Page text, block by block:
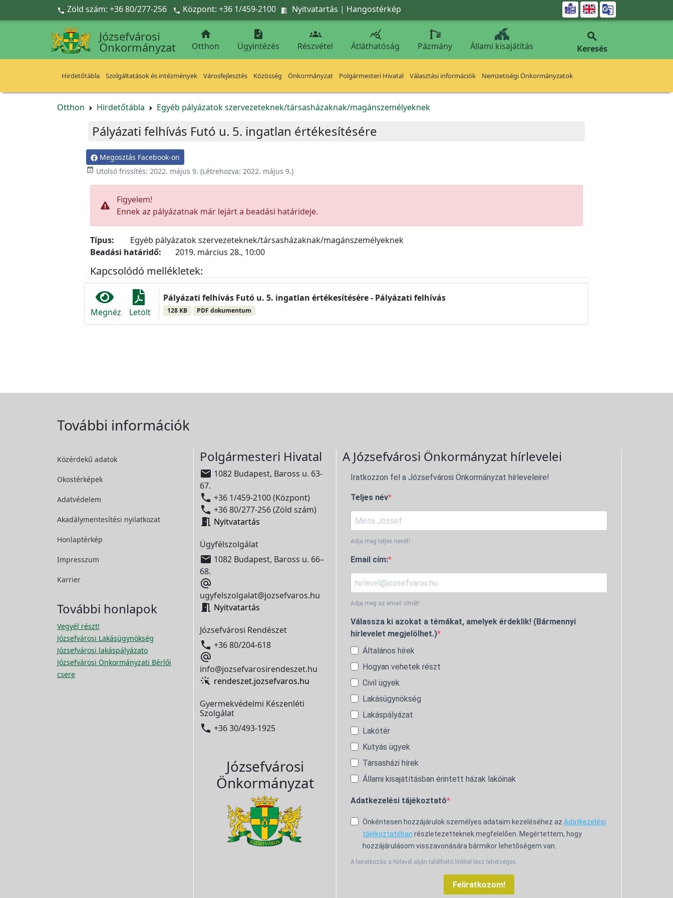
Ugrás a fő tartalomra
 Zöld szám: +36 80/277-256  Központ: +36 1/459-2100  Nyitvatartás | Hangostérkép 
Józsefvárosi
Önkormányzat

Otthon

Ügyintézés

Részvétel

Átláthatóság Pázmány Állami kisajátítás

Keresés
Hirdetőtábla Szolgáltatások és intézmények Városfejlesztés Közösség Önkormányzat Polgármesteri Hivatal Választási információk Nemzetiségi Önkormányzatok
Otthon Hirdetőtábla Egyéb pályázatok szervezeteknek/társasházaknak/magánszemélyeknek
Pályázati felhívás Futó u. 5. ingatlan értékesítésére
Megosztás Facebook-on
 Utolsó frissítés: 2022. május 9. (Létrehozva: 2022. május 9.)
Figyelem!
Ennek az pályázatnak már lejárt a beadási határideje.
Típus:
Egyéb pályázatok szervezeteknek/társasházaknak/magánszemélyeknek
Beadási határidő:
2019. március 28., 10:00
Kapcsolódó mellékletek:
Megnéz Letölt
Pályázati felhívás Futó u. 5. ingatlan értékesítésére - Pályázati felhívás
128 KB PDF dokumentum
További információk
Közérdekű adatok
Okostérképek
Adatvédelem
Akadálymentesítési nyilatkozat
Honlaptérkép
Impresszum
Karrier
További honlapok
Vegyél részt!
Józsefvárosi Lakásügynökség
Józsefvárosi lakáspályázato
Józsefvárosi Önkormányzati Bérlői
csere
Polgármesteri Hivatal
 1082 Budapest, Baross u. 63-
67.
 +36 1/459-2100 (Központ)
 +36 80/277-256 (Zöld szám)
 Nyitvatartás
Ügyfélszolgálat
 1082 Budapest, Baross u. 66–
68.

ugyfelszolgalat@jozsefvaros.hu
 Nyitvatartás
Józsefvárosi Rendészet
 +36 80/204-618

info@jozsefvarosirendeszet.hu
rendeszet.jozsefvaros.hu
Gyermekvédelmi Készenléti
Szolgálat
 +36 30/493-1925
Józsefvárosi
Önkormányzat
A Józsefvárosi Önkormányzat hírlevelei
Iratkozzon fel a Józsefvárosi Önkormányzat hírleveleire!
Teljes név
Adja meg teljes nevét!
Email cím:
Adja meg az email címét!
Válassza ki azokat a témákat, amelyek érdeklik! (Bármennyi
hírlevelet megjelölhet.)
Általános hírek
Hogyan vehetek részt
Civil ügyek
Lakásügynökség
Lakáspályázat
Lakótér
Kutyás ügyek
Társasházi hírek
Állami kisajátításban érintett házak lakóinak
Adatkezelési tájékoztató
Önkéntesen hozzájárulok személyes adataim kezeléséhez az Adatkezelési
tájékoztatóban részletezetteknek megfelelően. Megértettem, hogy
hozzájárulásom visszavonására bármikor lehetőségem van.
A leiratkozás a hírlevél alján található linkkel lesz lehetséges.
Feliratkozom!